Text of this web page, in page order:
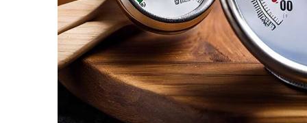
des trous de suspension,
qui peuvent être
facilement accrochés à
des crochets ou à des
cordes de cuisine ; le
couvre-sonde peut
protéger votre
thermometre cuisine des
dommages physiques, et il
peut également être clipsé
de
etc.